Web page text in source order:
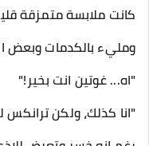
كانت ملابسة متمزقة
ومليء بالكدمات وبعض
"اه... غوتين انت بخير!"
"انا كذلك، ولكن